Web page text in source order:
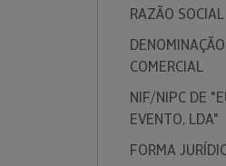
RAZÃO SOCIAL
DENOMINAÇÃO
COMERCIAL
NIF/NIPC DE
EVENTO, LDA"
FORMA